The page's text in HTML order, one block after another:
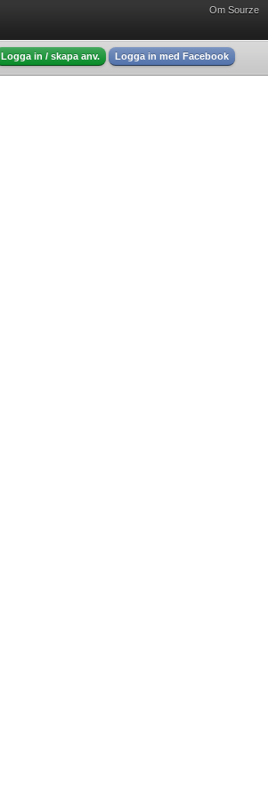
Om Sourze
Logga in / skapa anv. Logga in med Facebook